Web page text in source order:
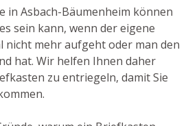
in Asbach-Bäumenheim können
sein kann, wenn der eigene
nicht mehr aufgeht oder man den
hat. Wir helfen Ihnen daher
zu entriegeln, damit Sie